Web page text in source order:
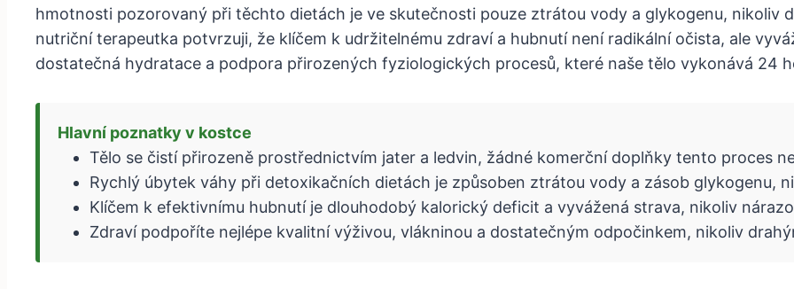
hmotnosti pozorovaný při těchto dietách je ve skutečnosti pouze ztrátou vody a glykogenu, nikoliv
nutriční terapeutka potvrzuji, že klíčem k udržitelnému zdraví a hubnutí není radikální očista, ale
dostatečná hydratace a podpora přirozených fyziologických procesů, které naše tělo vykonává 24
Hlavní poznatky v kostce
Tělo se čistí přirozeně prostřednictvím jater a ledvin, žádné komerční doplňky tento proces
Rychlý úbytek váhy při detoxikačních dietách je způsoben ztrátou vody a zásob glykogenu,
Klíčem k efektivnímu hubnutí je dlouhodobý kalorický deficit a vyvážená strava, nikoliv
Zdraví podpoříte nejlépe kvalitní výživou, vlákninou a dostatečným odpočinkem, nikoliv